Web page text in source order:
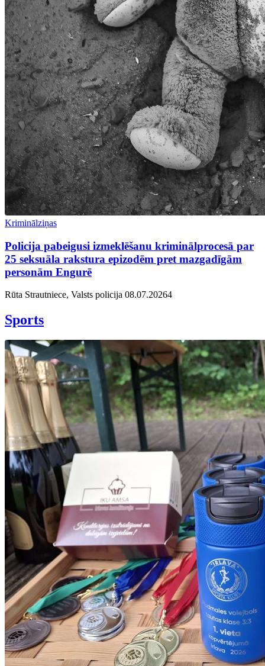
Kriminālziņas
Policija pabeigusi izmeklēšanu kriminālprocesā par
25 seksuāla rakstura epizodēm pret mazgadīgām
personām Engurē
Rūta Strautniece, Valsts policija 08.07.20264
Sports